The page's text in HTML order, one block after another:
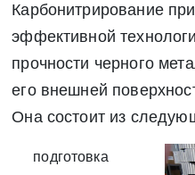
Карбонитрирование
эффективной
прочности черного
его внешней
Она состоит из
подготовка